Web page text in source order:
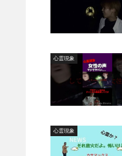
心霊現象
心霊現象